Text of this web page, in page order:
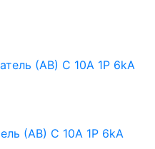
(АВ) C 10A 1P 6kA